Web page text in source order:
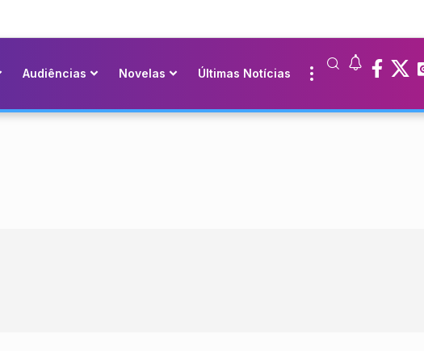
Audiências Novelas Últimas Notícias